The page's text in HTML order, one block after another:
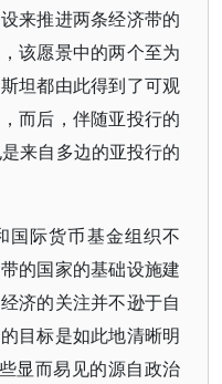
来推进两条经济带的
该愿景中的两个至为
坦都由此得到了可观
而后，伴随亚投行的
来自多边的亚投行的
国际货币基金组织不
的国家的基础设施建
济的关注并不逊于自
目标是如此地清晰明
显而易见的源自政治